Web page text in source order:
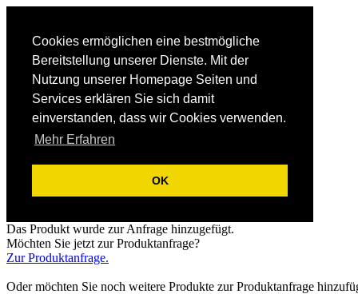
Cookies ermöglichen eine bestmögliche
Bereitstellung unserer Dienste. Mit der
Nutzung unserer Homepage Seiten und
Services erklären Sie sich damit
einverstanden, dass wir Cookies verwenden.
Mehr Erfahren
OK
Das Produkt wurde zur Anfrage hinzugefügt.
Möchten Sie jetzt zur Produktanfrage?
Zur Produktanfrage.
Oder möchten Sie noch weitere Produkte zur Produktanfrage